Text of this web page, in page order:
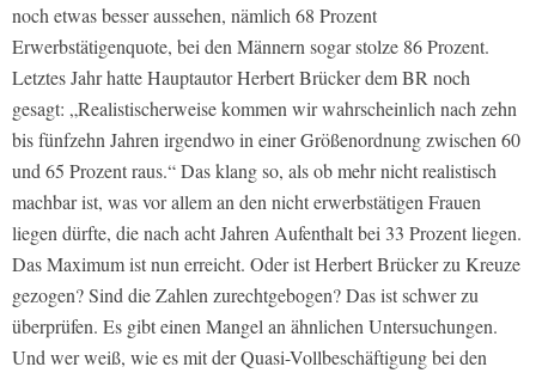
noch etwas besser aussehen, nämlich 68 Prozent
Erwerbstätigenquote, bei den Männern sogar stolze 86 Prozent.
Letztes Jahr hatte Hauptautor Herbert Brücker dem BR noch
gesagt: „Realistischerweise kommen wir wahrscheinlich nach zehn
bis fünfzehn Jahren irgendwo in einer Größenordnung zwischen 60
und 65 Prozent raus.“ Das klang so, als ob mehr nicht realistisch
machbar ist, was vor allem an den nicht erwerbstätigen Frauen
liegen dürfte, die nach acht Jahren Aufenthalt bei 33 Prozent liegen.
Das Maximum ist nun erreicht. Oder ist Herbert Brücker zu Kreuze
gezogen? Sind die Zahlen zurechtgebogen? Das ist schwer zu
überprüfen. Es gibt einen Mangel an ähnlichen Untersuchungen.
Und wer weiß, wie es mit der Quasi-Vollbeschäftigung bei den